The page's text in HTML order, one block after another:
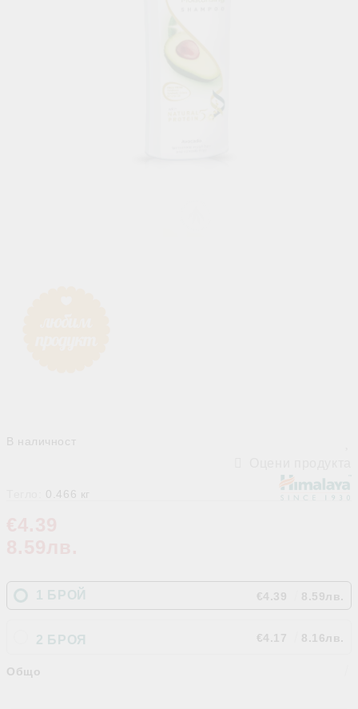
В наличност
0.466 кг
1 БРОЙ €4.39 8.59лв.
2 БРОЯ €4.17 8.16лв.
Общо